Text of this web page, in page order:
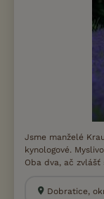
Jsme manželé
kynologové.
Oba dva, ač zvlášť
Dobratice,